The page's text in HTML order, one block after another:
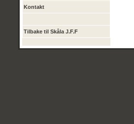
Kontakt
Tilbake til Skåla J.F.F